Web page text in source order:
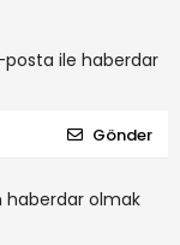
ile haberdar
Gönder
haberdar olmak